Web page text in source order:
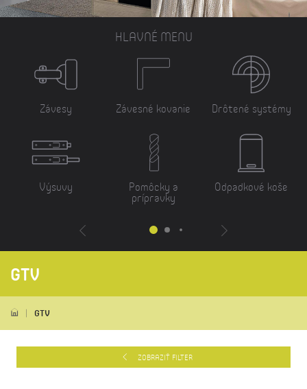
HLAVNÉ MENU
Závesy
Výsuvy
Závesné kovanie
Pomôcky a
prípravky
Drôtené systémy
Odpadkové koše
GTV
GTV
ZOBRAZIŤ FILTER